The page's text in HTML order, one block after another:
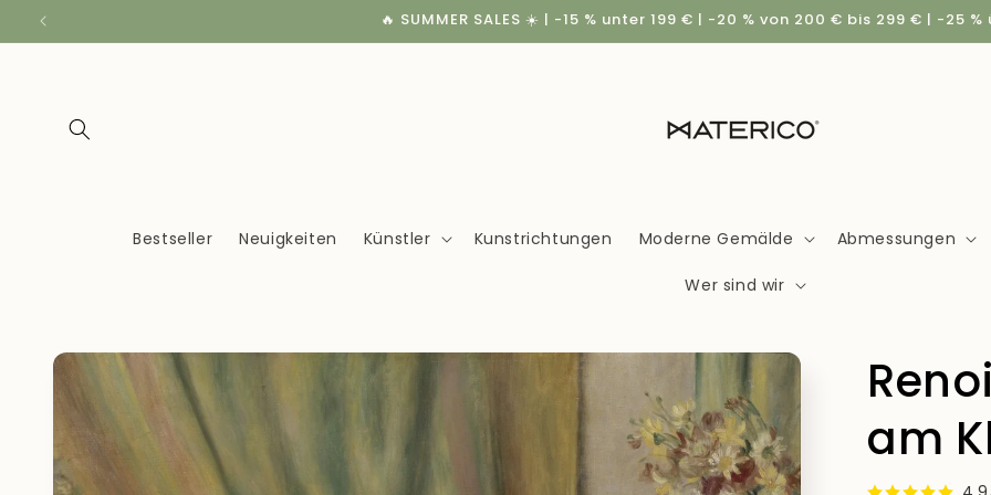
zum
Inhalt
🔥 SUMMER SALES ☀️ | -15 % unter 199 € | -20 % von 200 € bis 299 € | -25
Bestseller Neuigkeiten Künstler Kunstrichtungen Moderne Gemälde Abmessungen
Wer sind wir
Produktinformationen
springen
am